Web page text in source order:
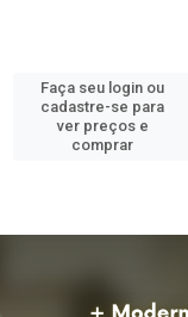
Faça seu login ou
cadastre-se para
ver preços e
comprar